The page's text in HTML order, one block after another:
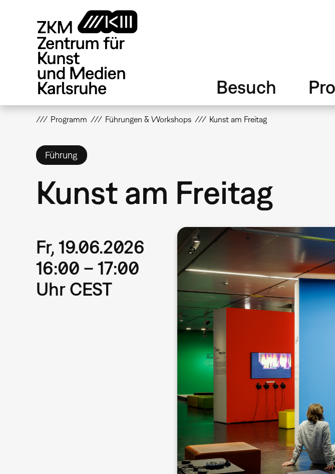
Besuch
Programm Führungen & Workshops Kunst am Freitag
Führung
Kunst am Freitag
Fr, 19.06.2026
16:00 – 17:00
Uhr CEST